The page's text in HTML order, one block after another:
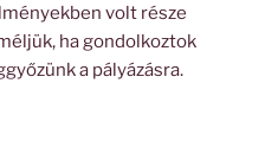
volt része
ha gondolkoztok
a pályázásra.